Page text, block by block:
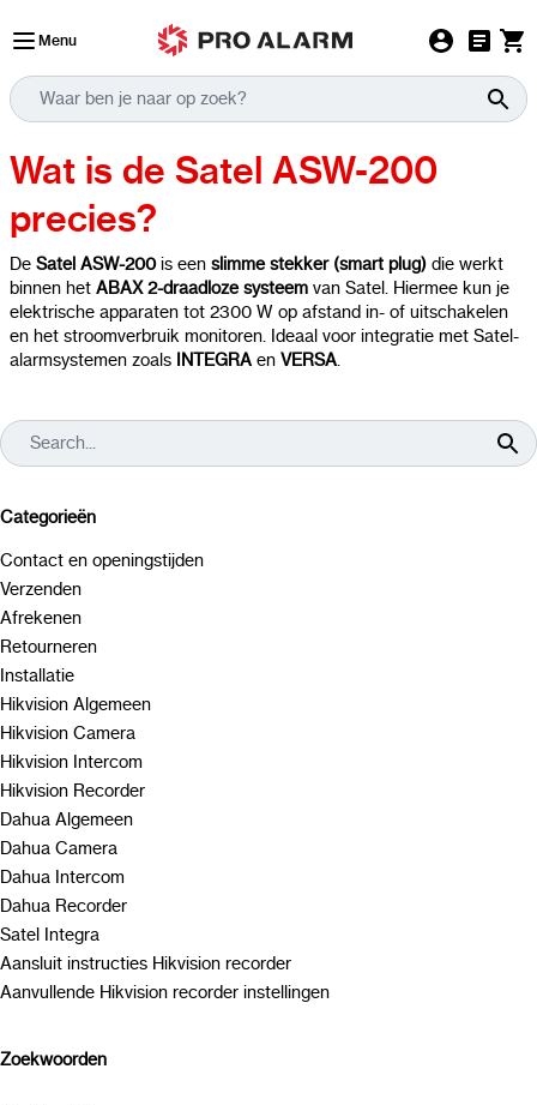
Menu
Wat is de Satel ASW-200
precies?
De Satel ASW-200is een slimme stekker (smart plug) die werkt
binnen het ABAX 2-draadloze systeem van Satel. Hiermee kun je
elektrische apparaten tot 2300 W op afstand in- of uitschakelen
en het stroomverbruik monitoren. Ideaal voor integratie met Satel-
alarmsystemen zoals INTEGRA en VERSA.
Categorieën
Contact en openingstijden
Verzenden
Afrekenen
Retourneren
Installatie
Hikvision Algemeen
Hikvision Camera
Hikvision Intercom
Hikvision Recorder
Dahua Algemeen
Dahua Camera
Dahua Intercom
Dahua Recorder
Satel Integra
Aansluit instructies Hikvision recorder
Aanvullende Hikvision recorder instellingen
Zoekwoorden